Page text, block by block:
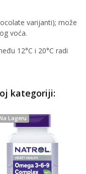
varijanti); može
voća.
12°C i 20°C radi
kategoriji:
Lageru